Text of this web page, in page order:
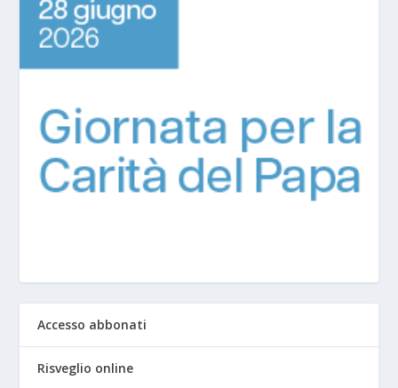
Accesso abbonati
Risveglio online